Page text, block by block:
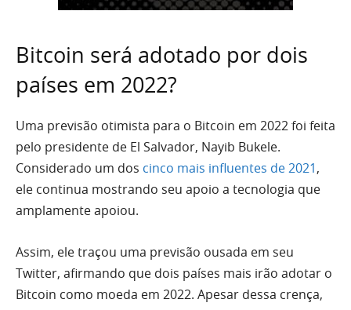
Bitcoin será adotado por dois
países em 2022?
Uma previsão otimista para o Bitcoin em 2022 foi feita
pelo presidente de El Salvador, Nayib Bukele.
Considerado um dos cinco mais influentes de 2021,
ele continua mostrando seu apoio a tecnologia que
amplamente apoiou.
Assim, ele traçou uma previsão ousada em seu
Twitter, afirmando que dois países mais irão adotar o
Bitcoin como moeda em 2022. Apesar dessa crença,